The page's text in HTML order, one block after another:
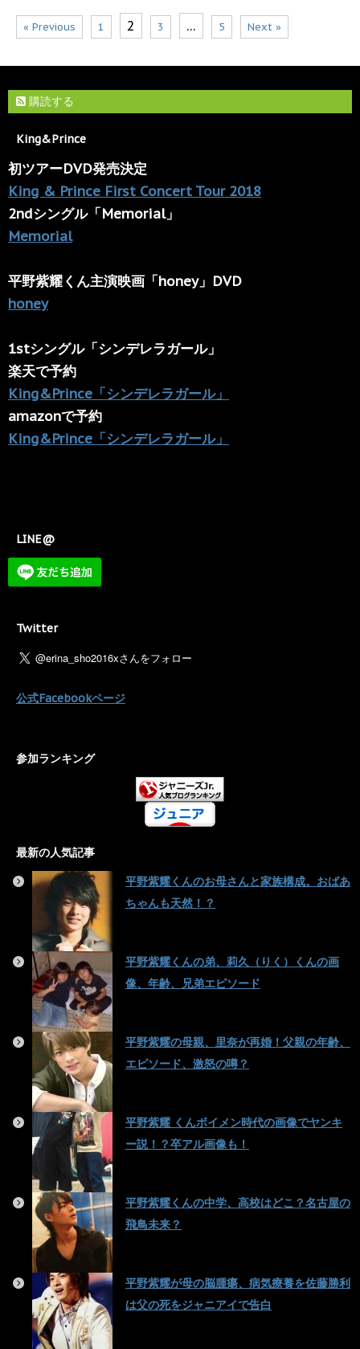
« Previous 1 2 3 … 5 Next »
購読する
King&Prince
初ツアーDVD発売決定
King & Prince First Concert Tour 2018
2ndシングル「Memorial」
Memorial
平野紫耀くん主演映画「honey」DVD
honey
1stシングル「シンデレラガール」
楽天で予約
King&Prince「シンデレラガール」
amazonで予約
King&Prince「シンデレラガール」
LINE@
Twitter
公式Facebookページ
参加ランキング
最新の人気記事
平野紫耀くんのお母さんと家族構成。おばあ
ちゃんも天然！？
平野紫耀くんの弟、莉久（りく）くんの画
像、年齢、兄弟エピソード
平野紫耀の母親、里奈が再婚！父親の年齢、
エピソード、激怒の噂？
平野紫耀 くんボイメン時代の画像でヤンキ
ー説！？卒アル画像も！
平野紫耀くんの中学、高校はどこ？名古屋の
飛鳥未来？
平野紫耀が母の脳腫瘍、病気療養を佐藤勝利
は父の死をジャニアイで告白